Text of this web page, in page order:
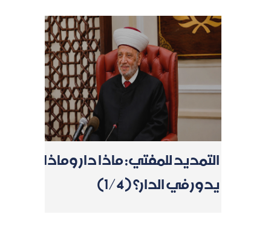
التمديد للمفتي: ماذا دار وماذا
يدور في الدار؟ (1/4)